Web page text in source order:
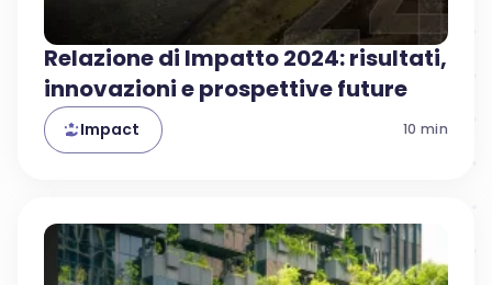
Relazione di Impatto 2024: risultati,
innovazioni e prospettive future
Impact 10 min